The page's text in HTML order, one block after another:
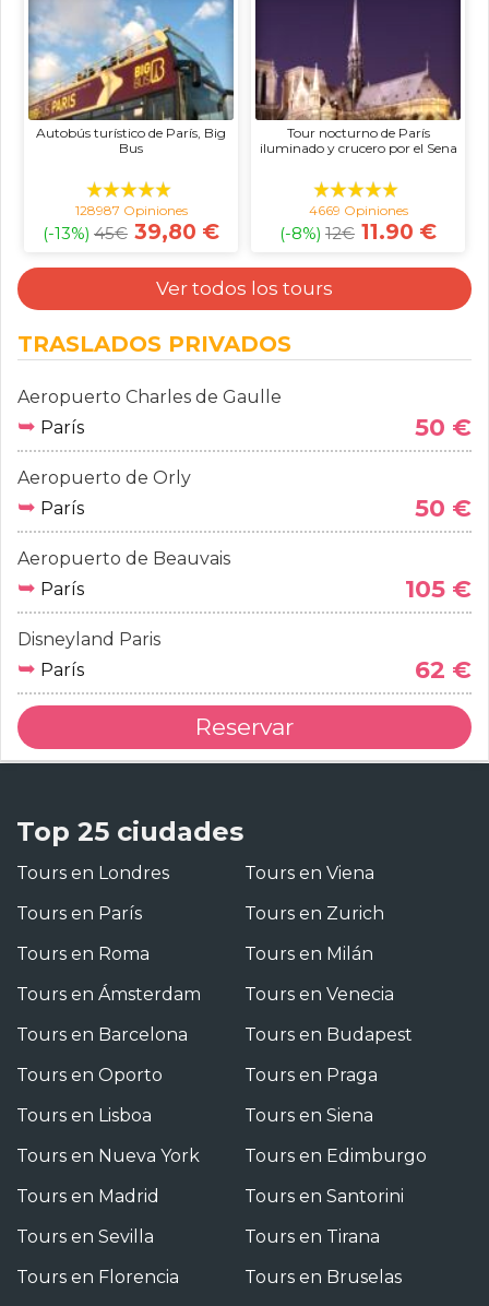
Autobús turístico de París, Big
Bus
128987 Opiniones
(-13%) 45€ 39,80 €
Tour nocturno de París
iluminado y crucero por el Sena
4669 Opiniones
(-8%) 12€ 11.90 €
Ver todos los tours
TRASLADOS PRIVADOS
Aeropuerto Charles de Gaulle
➥ París 50 €
Aeropuerto de Orly
➥ París 50 €
Aeropuerto de Beauvais
➥ París 105 €
Disneyland Paris
➥ París 62 €
Reservar
Top 25 ciudades
Tours en Londres
Tours en París
Tours en Roma
Tours en Ámsterdam
Tours en Barcelona
Tours en Oporto
Tours en Lisboa
Tours en Nueva York
Tours en Madrid
Tours en Sevilla
Tours en Florencia
Tours en Viena
Tours en Zurich
Tours en Milán
Tours en Venecia
Tours en Budapest
Tours en Praga
Tours en Siena
Tours en Edimburgo
Tours en Santorini
Tours en Tirana
Tours en Bruselas